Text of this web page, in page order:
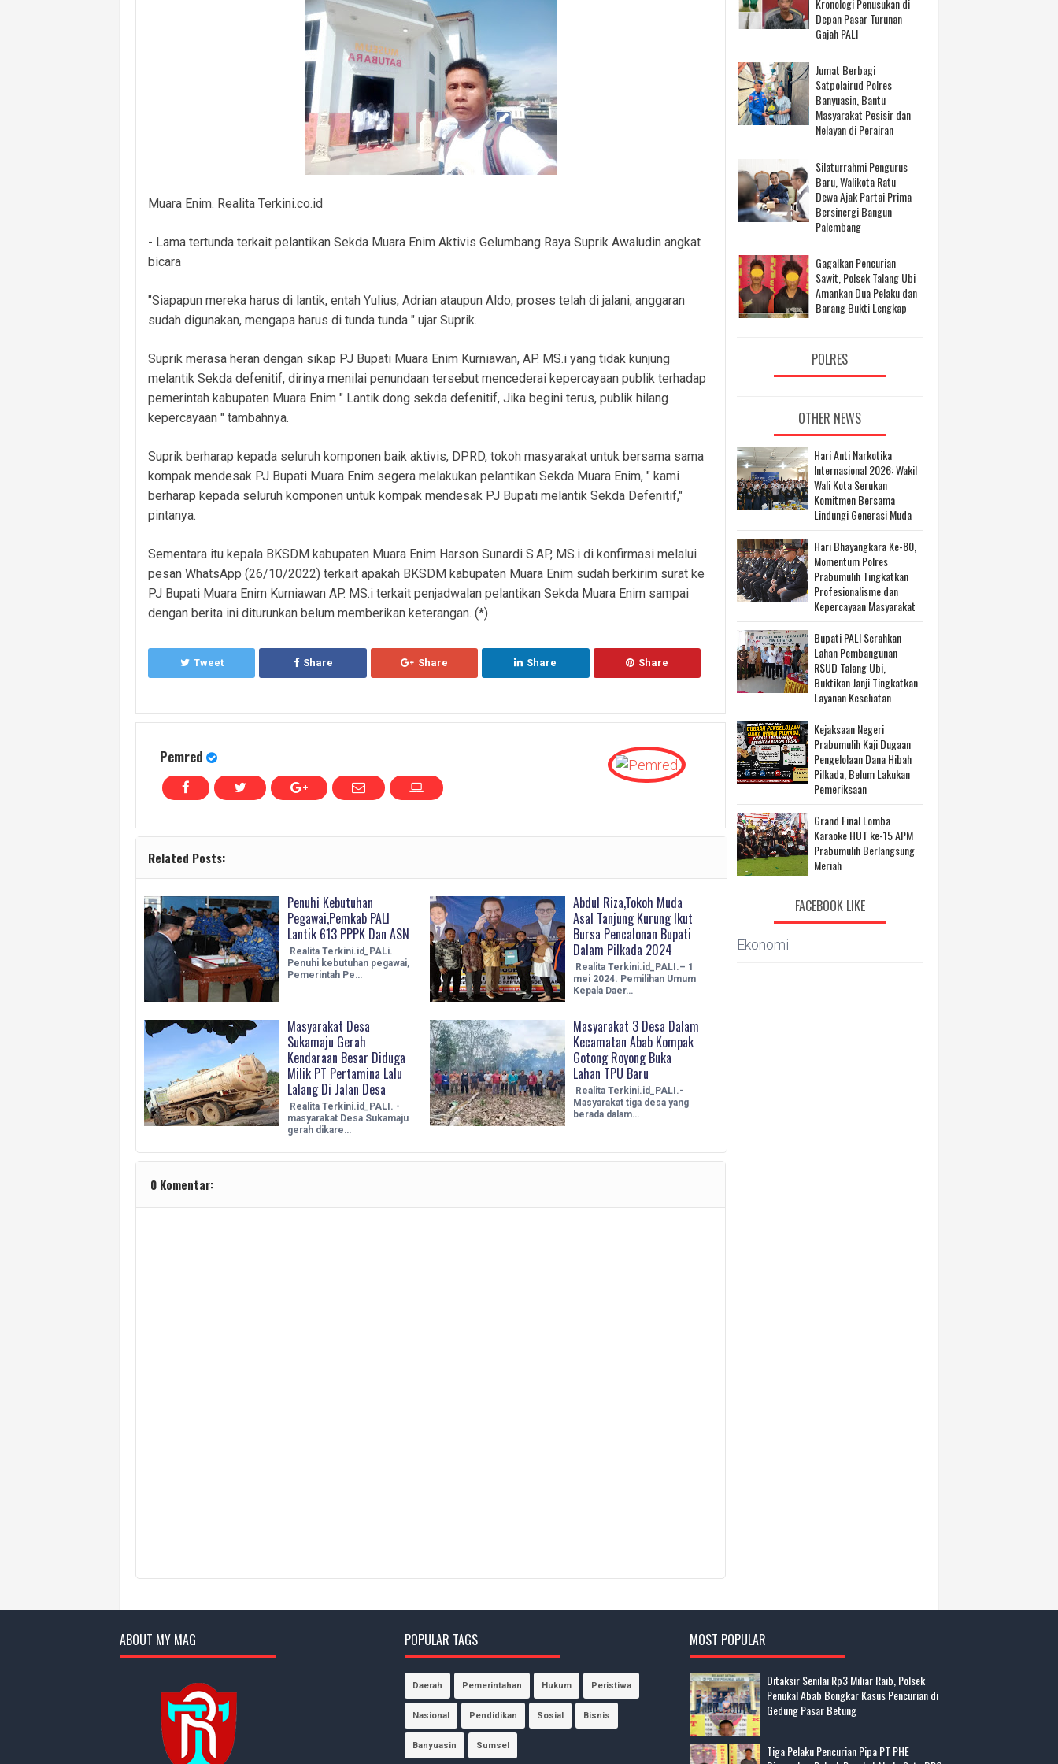
Masuk Lewat Jendela, Terduga Pelaku Pembobolan Rumah di Prambatan Diamankan, Kerugian Korban Capai Rp36 Juta
Dugaan Kelalaian Medis Mencuat, LSM APM Desak RS AR Bunda Prabumulih Evaluasi Menyeluruh Pelayanan
Polsek Banyuasin I Ungkap Kasus Curanmor, Pelaku dan Barang Bukti Berhasil Diamankan.
Cegah Kejahatan 3C dan Kecelakaan, Satlantas Polres PALI Gelar Patroli Subuh di Kawasan Masjid Syuhada
Cegah Kejahatan Malam Hari, Polsek Penukal Utara Intensifkan Patroli KRYD Sasar Potensi Gangguan Kamtibmas
Polsek Banyuasin II Berhasil Ungkap Pencurian Perangkat BTS di Banyuasin II, Tiga Terduga Pelaku Diamankan
Muara Enim. Realita Terkini.co.id
- Lama tertunda terkait pelantikan Sekda Muara Enim Aktivis Gelumbang Raya Suprik Awaludin angkat
bicara
"Siapapun mereka harus di lantik, entah Yulius, Adrian ataupun Aldo, proses telah di jalani, anggaran
sudah digunakan, mengapa harus di tunda tunda " ujar Suprik.
Suprik merasa heran dengan sikap PJ Bupati Muara Enim Kurniawan, AP. MS.i yang tidak kunjung
melantik Sekda defenitif, dirinya menilai penundaan tersebut mencederai kepercayaan publik terhadap
pemerintah kabupaten Muara Enim " Lantik dong sekda defenitif, Jika begini terus, publik hilang
kepercayaan " tambahnya.
Suprik berharap kepada seluruh komponen baik aktivis, DPRD, tokoh masyarakat untuk bersama sama
kompak mendesak PJ Bupati Muara Enim segera melakukan pelantikan Sekda Muara Enim, " kami
berharap kepada seluruh komponen untuk kompak mendesak PJ Bupati melantik Sekda Defenitif,"
pintanya.
Sementara itu kepala BKSDM kabupaten Muara Enim Harson Sunardi S.AP, MS.i di konfirmasi melalui
pesan WhatsApp (26/10/2022) terkait apakah BKSDM kabupaten Muara Enim sudah berkirim surat ke
PJ Bupati Muara Enim Kurniawan AP. MS.i terkait penjadwalan pelantikan Sekda Muara Enim sampai
dengan berita ini diturunkan belum memberikan keterangan. (*)
Tweet Share Share Share Share
Pemred
Related Posts:
Penuhi Kebutuhan
Pegawai,Pemkab PALI
Lantik 613 PPPK Dan ASN
Realita Terkini.id_PALi.
Penuhi kebutuhan pegawai,
Pemerintah Pe…
Abdul Riza,Tokoh Muda
Asal Tanjung Kurung Ikut
Bursa Pencalonan Bupati
Dalam Pilkada 2024
Realita Terkini.id_PALI.– 1
mei 2024. Pemilihan Umum
Kepala Daer…
Masyarakat Desa
Sukamaju Gerah
Kendaraan Besar Diduga
Milik PT Pertamina Lalu
Lalang Di Jalan Desa
Realita Terkini.id_PALI. -
masyarakat Desa Sukamaju
gerah dikare…
Masyarakat 3 Desa Dalam
Kecamatan Abab Kompak
Gotong Royong Buka
Lahan TPU Baru
Realita Terkini.id_PALI.-
Masyarakat tiga desa yang
berada dalam…
0 Komentar:
Kronologi Penusukan di
Depan Pasar Turunan
Gajah PALI
Jumat Berbagi
Satpolairud Polres
Banyuasin, Bantu
Masyarakat Pesisir dan
Nelayan di Perairan
Silaturrahmi Pengurus
Baru, Walikota Ratu
Dewa Ajak Partai Prima
Bersinergi Bangun
Palembang
Gagalkan Pencurian
Sawit, Polsek Talang Ubi
Amankan Dua Pelaku dan
Barang Bukti Lengkap
POLRES
OTHER NEWS
Hari Anti Narkotika
Internasional 2026: Wakil
Wali Kota Serukan
Komitmen Bersama
Lindungi Generasi Muda
Hari Bhayangkara Ke-80,
Momentum Polres
Prabumulih Tingkatkan
Profesionalisme dan
Kepercayaan Masyarakat
Bupati PALI Serahkan
Lahan Pembangunan
RSUD Talang Ubi,
Buktikan Janji Tingkatkan
Layanan Kesehatan
Kejaksaan Negeri
Prabumulih Kaji Dugaan
Pengelolaan Dana Hibah
Pilkada, Belum Lakukan
Pemeriksaan
Grand Final Lomba
Karaoke HUT ke-15 APM
Prabumulih Berlangsung
Meriah
FACEBOOK LIKE
Ekonomi
ABOUT MY MAG POPULAR TAGS
Daerah Pemerintahan Hukum Peristiwa
Nasional Pendidikan Sosial Bisnis
Banyuasin Sumsel
MOST POPULAR
Ditaksir Senilai Rp3 Miliar Raib, Polsek
Penukal Abab Bongkar Kasus Pencurian di
Gedung Pasar Betung
Tiga Pelaku Pencurian Pipa PT PHE